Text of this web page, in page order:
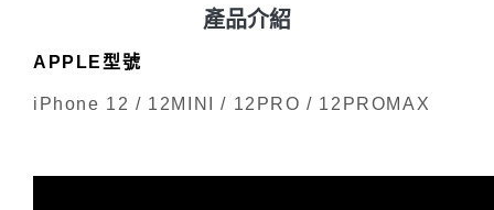
產品介紹
APPLE型號
iPhone 12 / 12MINI / 12PRO / 12PROMAX